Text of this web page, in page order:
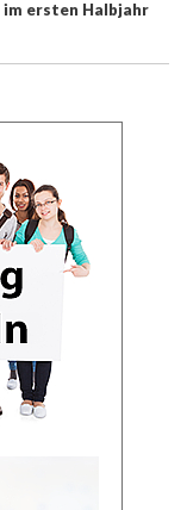
ersten Halbjahr